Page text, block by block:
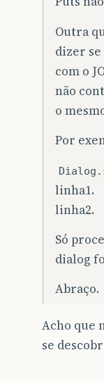
Outra
dizer
com o
não
o
Por
linha1.
linha2.
Só
dialog
Abraço.
Acho que
se